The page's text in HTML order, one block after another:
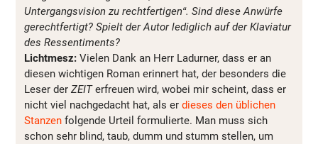
Untergangsvision zu rechtfertigen“. Sind diese Anwürfe
gerechtfertigt? Spielt der Autor lediglich auf der Klaviatur
des Ressentiments?
Lichtmesz: Vielen Dank an Herr Ladurner, dass er an
diesen wichtigen Roman erinnert hat, der besonders die
Leser der ZEITerfreuen wird, wobei mir scheint, dass er
nicht viel nachgedacht hat, als er dieses den üblichen
Stanzen folgende Urteil formulierte. Man muss sich
schon sehr blind, taub, dumm und stumm stellen, um